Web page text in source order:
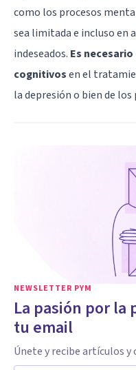
como los procesos
sea limitada e incluso en
indeseados. Es
cognitivosen el
ladepresióno bien de los
NEWSLETTER PYM
La pasión por la
tu email
Únete y recibe artículos y